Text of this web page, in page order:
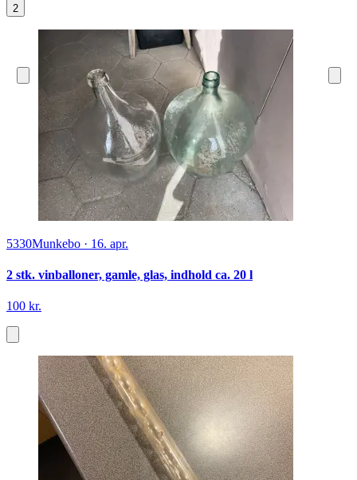
2
5330Munkebo · 16. apr.
2 stk. vinballoner, gamle, glas, indhold ca. 20 l
100 kr.